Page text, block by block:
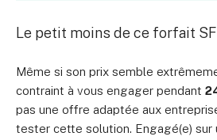
Le petit moins de ce forfait
Même si son prix semble
contraint à vous engager pendant
pas une offre adaptée aux
tester cette solution. Engagé(e) sur